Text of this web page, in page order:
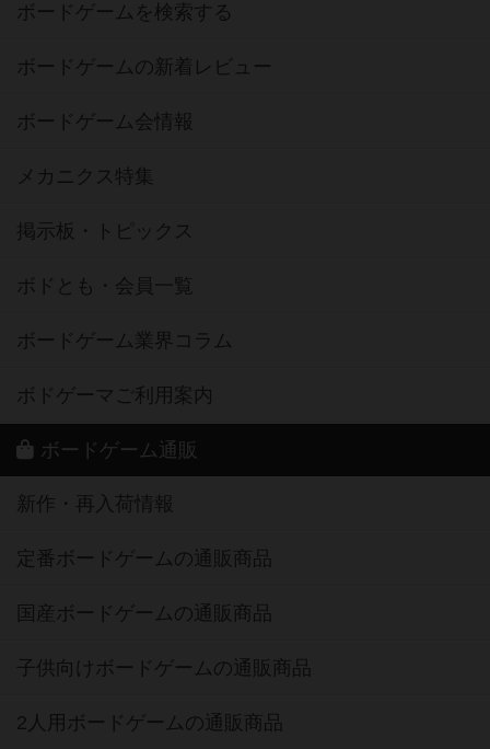
ボードゲームを検索する
ボードゲームの新着レビュー
ボードゲーム会情報
メカニクス特集
掲示板・トピックス
ボドとも・会員一覧
ボードゲーム業界コラム
ボドゲーマご利用案内
ボードゲーム通販
新作・再入荷情報
定番ボードゲームの通販商品
国産ボードゲームの通販商品
子供向けボードゲームの通販商品
2人用ボードゲームの通販商品